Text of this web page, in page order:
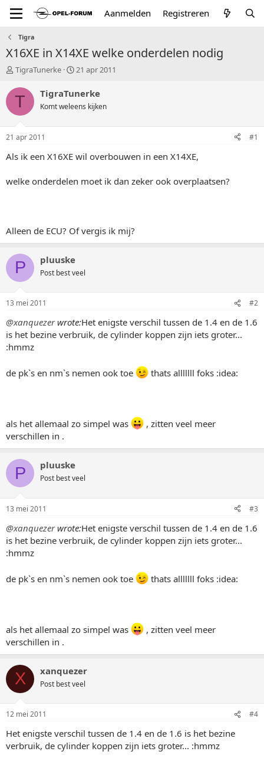
Aanmelden Registreren
Tigra
X16XE in X14XE welke onderdelen nodig
T
p
a
r
r
TigraTunerke
S
a
t
u
21 apr 2011
T TigraTunerke
Komt weleens kijken
21 apr 2011 #1
Als ik een X16XE wil overbouwen in een X14XE,
welke onderdelen moet ik dan zeker ook overplaatsen?
Alleen de ECU? Of vergis ik mij?
P pluuske
Post best veel
13 mei 2011 #2
@xanquezerwrote:Het enigste verschil tussen de 1.4 en de 1.6
is het bezine verbruik, de cylinder koppen zijn iets groter...
:hmmz
de pk`s en nm`s nemen ook toe thats alllllll foks :idea:
als het allemaal zo simpel was
, zitten veel meer
verschillen in .
P pluuske
Post best veel
13 mei 2011 #3
@xanquezerwrote:Het enigste verschil tussen de 1.4 en de 1.6
is het bezine verbruik, de cylinder koppen zijn iets groter...
:hmmz
de pk`s en nm`s nemen ook toe thats alllllll foks :idea:
als het allemaal zo simpel was
, zitten veel meer
verschillen in .
X xanquezer
Post best veel
12 mei 2011 #4
Het enigste verschil tussen de 1.4 en de 1.6 is het bezine
verbruik, de cylinder koppen zijn iets groter... :hmmz